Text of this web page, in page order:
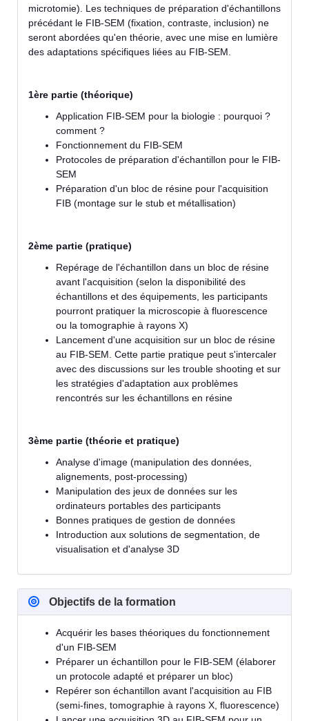
microtomie). Les techniques de préparation d'échantillons
précédant le FIB-SEM (fixation, contraste, inclusion) ne
seront abordées qu'en théorie, avec une mise en lumière
des adaptations spécifiques liées au FIB-SEM.
1ère partie (théorique)
Application FIB-SEM pour la biologie : pourquoi ?
comment ?
Fonctionnement du FIB-SEM
Protocoles de préparation d'échantillon pour le FIB-
SEM
Préparation d'un bloc de résine pour l'acquisition
FIB (montage sur le stub et métallisation)
2ème partie (pratique)
Repérage de l'échantillon dans un bloc de résine
avant l'acquisition (selon la disponibilité des
échantillons et des équipements, les participants
pourront pratiquer la microscopie à fluorescence
ou la tomographie à rayons X)
Lancement d'une acquisition sur un bloc de résine
au FIB-SEM. Cette partie pratique peut s'intercaler
avec des discussions sur les trouble shooting et sur
les stratégies d'adaptation aux problèmes
rencontrés sur les échantillons en résine
3ème partie (théorie et pratique)
Analyse d'image (manipulation des données,
alignements, post-processing)
Manipulation des jeux de données sur les
ordinateurs portables des participants
Bonnes pratiques de gestion de données
Introduction aux solutions de segmentation, de
visualisation et d'analyse 3D
Objectifs de la formation
Acquérir les bases théoriques du fonctionnement
d'un FIB-SEM
Préparer un échantillon pour le FIB-SEM (élaborer
un protocole adapté et préparer un bloc)
Repérer son échantillon avant l'acquisition au FIB
(semi-fines, tomographie à rayons X, fluorescence)